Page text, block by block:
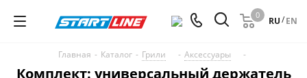
0
RU/EN
Главная - Каталог - Грили - Аксессуары -
Комплект: универсальный держатель